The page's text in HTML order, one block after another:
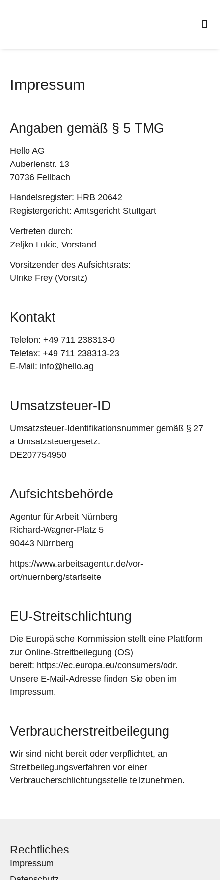
Impressum
Angaben gemäß § 5 TMG
Hello AG
Auberlenstr. 13
70736 Fellbach
Handelsregister: HRB 20642
Registergericht: Amtsgericht Stuttgart
Vertreten durch:
Zeljko Lukic, Vorstand
Vorsitzender des Aufsichtsrats:
Ulrike Frey (Vorsitz)
Kontakt
Telefon: +49 711 238313-0
Telefax: +49 711 238313-23
E-Mail: info@hello.ag
Umsatzsteuer-ID
Umsatzsteuer-Identifikationsnummer gemäß § 27
a Umsatzsteuergesetz:
DE207754950
Aufsichtsbehörde
Agentur für Arbeit Nürnberg
Richard-Wagner-Platz 5
90443 Nürnberg
https://www.arbeitsagentur.de/vor-
ort/nuernberg/startseite
EU-Streitschlichtung
Die Europäische Kommission stellt eine Plattform
zur Online-Streitbeilegung (OS)
bereit: https://ec.europa.eu/consumers/odr.
Unsere E-Mail-Adresse finden Sie oben im
Impressum.
Verbraucherstreitbeilegung
Wir sind nicht bereit oder verpflichtet, an
Streitbeilegungsverfahren vor einer
Verbraucherschlichtungsstelle teilzunehmen.
Rechtliches
Impressum